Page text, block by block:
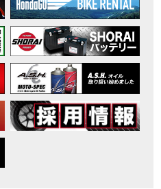
イベント］2026MIE BIKE FES開催
くて乗れなかったあの憧れバイク、ついに乗ります！
動かなくなった…原因不明で入院します
ーズ 洋用品購入サポートキャンペーン
ング！梅本まどかさん、MIISAさんと一日笑った【ポケふた】Honda
と三重県ツーリング満喫しました！ポケふた探し第1弾【モトブログ】
初売り特別企画】のご紹介！！
ツーリングイベントに参戦したのだが・・
グした素直なレビュー【モトブログ】Honda CB
さらなる原因が判明し、修理代が膨れ上がった結果